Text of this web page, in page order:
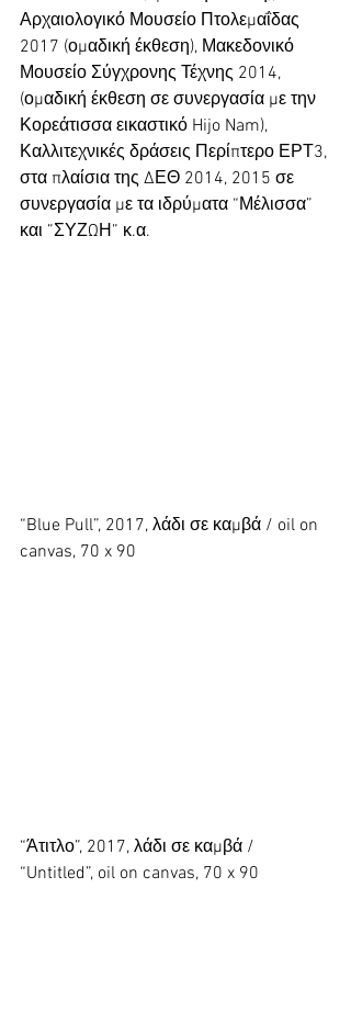
Αρχαιολογικό Μουσείο Πτολεμαΐδας
2017 (ομαδική έκθεση), Μακεδονικό
Μουσείο Σύγχρονης Τέχνης 2014,
(ομαδική έκθεση σε συνεργασία με την
Κορεάτισσα εικαστικό Hijo Nam),
Καλλιτεχνικές δράσεις Περίπτερο ΕΡΤ3,
στα πλαίσια της ΔΕΘ 2014, 2015 σε
συνεργασία με τα ιδρύματα “Μέλισσα”
και ”ΣΥΖΩΗ” κ.α.
“Blue Pull”, 2017, λάδι σε καμβά / oil on
canvas, 70 x 90
“Άτιτλο”, 2017, λάδι σε καμβά /
“Untitled”, oil on canvas, 70 x 90